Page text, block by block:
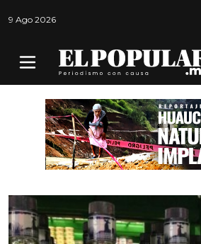
9 Ago 2026